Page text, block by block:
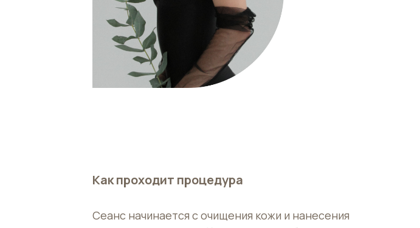
Как проходит процедура
Сеанс начинается с очищения кожи и нанесения